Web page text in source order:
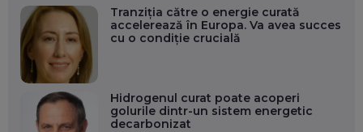
Tranziția către o energie curată
accelerează în Europa. Va avea succes
cu o condiție crucială
Hidrogenul curat poate acoperi
golurile dintr-un sistem energetic
decarbonizat